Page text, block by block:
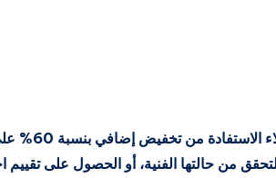
مع كود خصم
من حالتها الفنية، أو الحصول على تقييم